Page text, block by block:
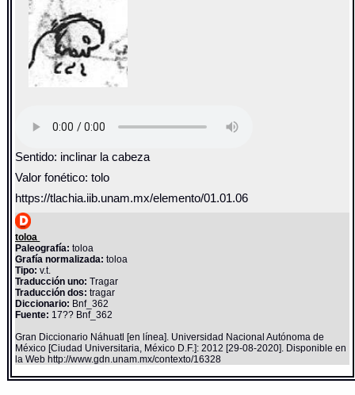
Sentido: inclinar la cabeza
Valor fonético: tolo
https://tlachia.iib.unam.mx/elemento/01.01.06
toloa
Paleografía: toloa
Grafía normalizada: toloa
Tipo: v.t.
Traducción uno: Tragar
Traducción dos: tragar
Diccionario: Bnf_362
Fuente: 17?? Bnf_362
Gran Diccionario Náhuatl [en línea]. Universidad Nacional Autónoma de
México [Ciudad Universitaria, México D.F.]: 2012 [29-08-2020]. Disponible en
la Web http://www.gdn.unam.mx/contexto/16328